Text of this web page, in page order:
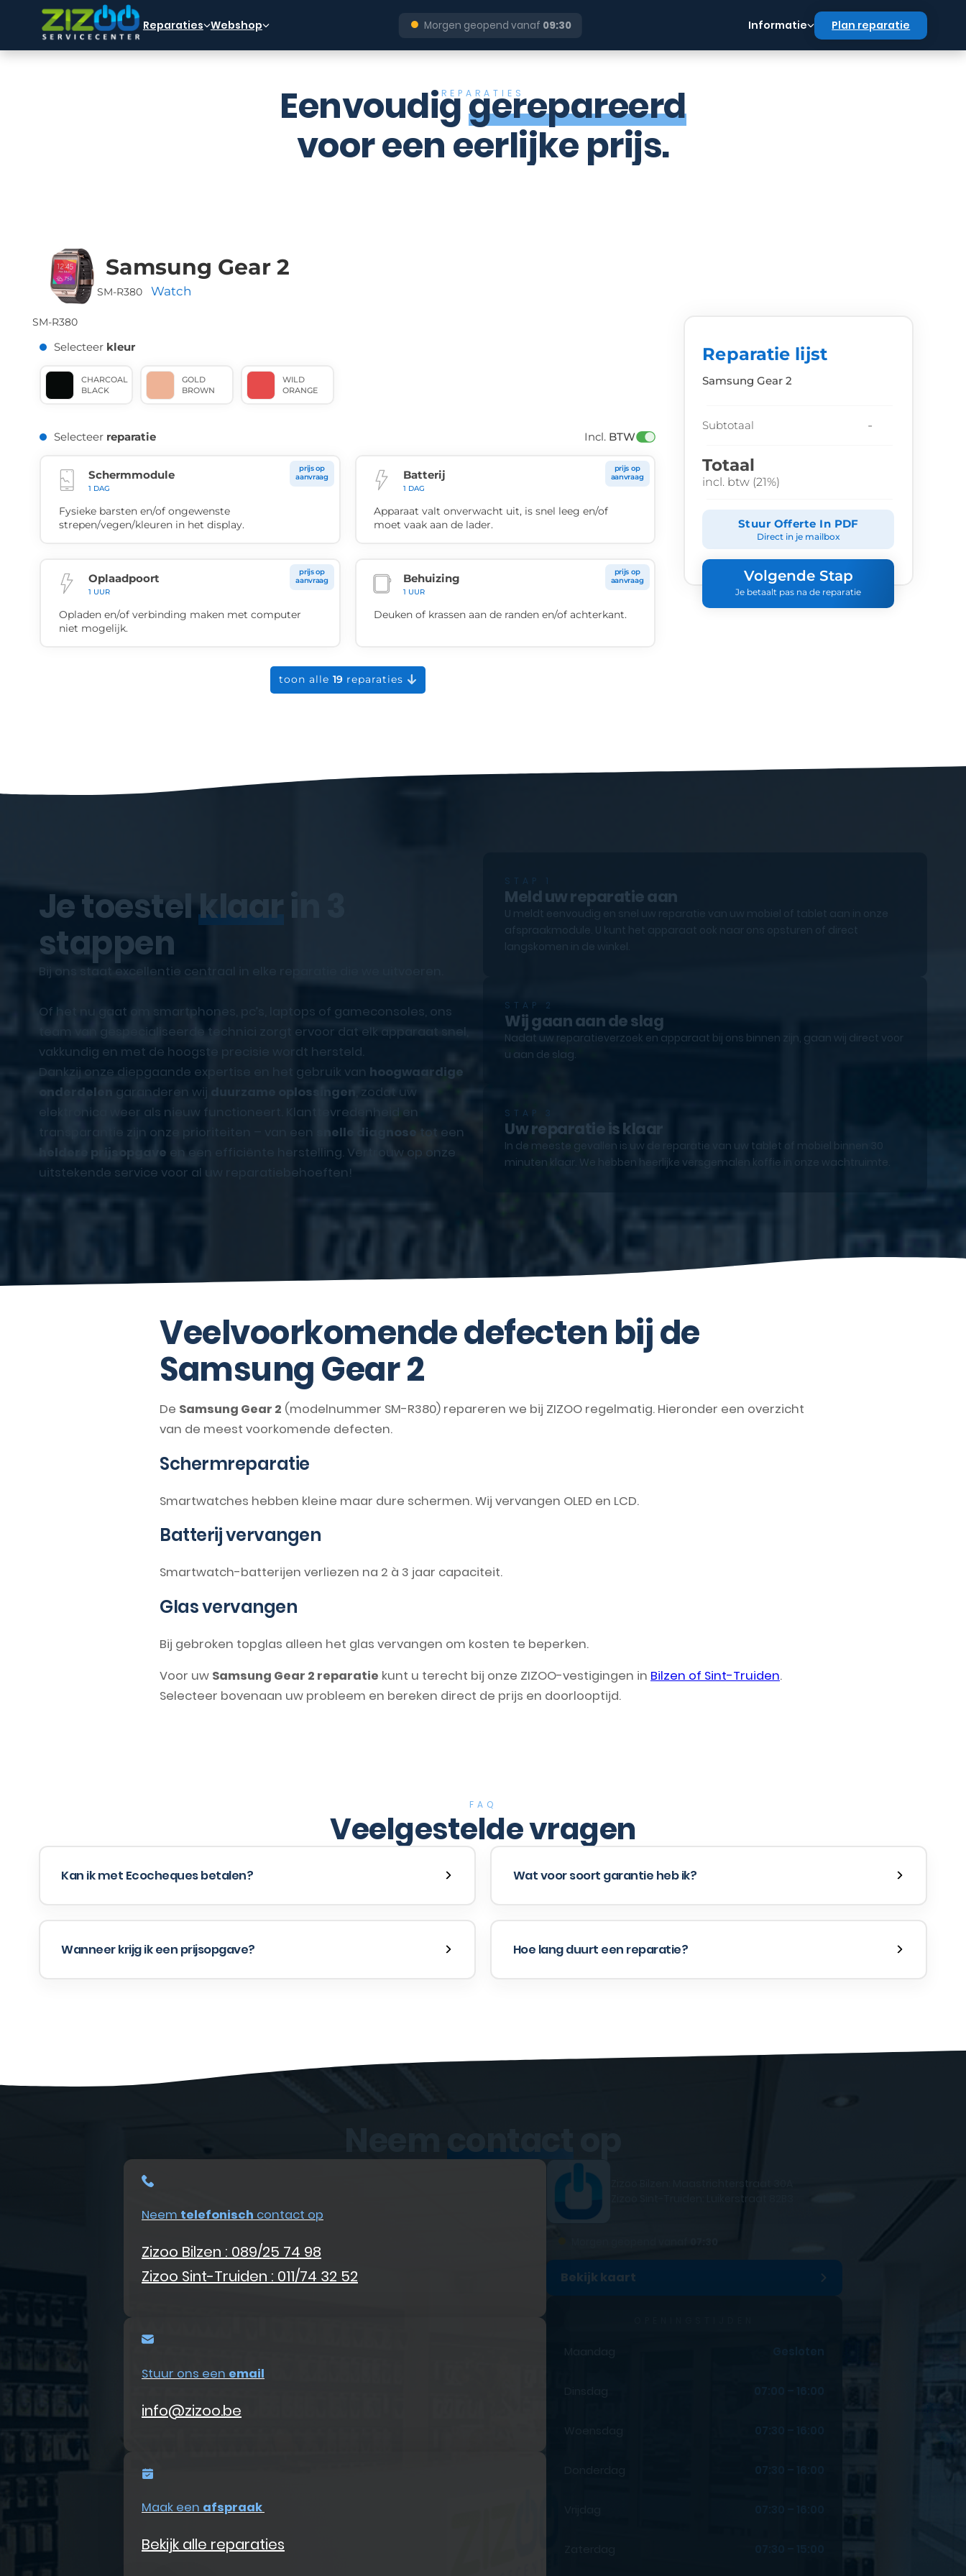
Ga naar hoofdinhoud
Ga naar voettekst ● Morgen geopend vanaf 09:30
Reparaties Webshop Informatie Plan reparatie
REPARATIES
Eenvoudiggerepareerd
voor een eerlijke prijs.
Samsung Gear 2
SM-R380 Watch
SM-R380
Selecteer kleur
CHARCOAL
BLACK
GOLD
BROWN
WILD
ORANGE
Selecteer reparatie Incl. BTW
Schermmodule
1 DAG
prijs op
aanvraag
Fysieke barsten en/of ongewenste
strepen/vegen/kleuren in het display.
Batterij
1 DAG
prijs op
aanvraag
Apparaat valt onverwacht uit, is snel leeg en/of
moet vaak aan de lader.
Oplaadpoort
1 UUR
prijs op
aanvraag
Opladen en/of verbinding maken met computer
niet mogelijk.
Behuizing
1 UUR
prijs op
aanvraag
Deuken of krassen aan de randen en/of achterkant.
toon alle 19reparaties
Reparatie lijst
Samsung Gear 2
Subtotaal -
Totaal
incl. btw (21%)
Stuur Offerte In PDF
Direct in je mailbox
Volgende Stap
Je betaalt pas na de reparatie
Je toestelklaarin 3
stappen
Bij ons staat excellentie centraal in elke reparatie die we uitvoeren.
Of het nu gaat om smartphones, pc’s, laptops of gameconsoles, ons
team van gespecialiseerde technici zorgt ervoor dat elk apparaat snel,
vakkundig en met de hoogste precisie wordt hersteld.
Dankzij onze diepgaande expertise en het gebruik van hoogwaardige
onderdelen
garanderen wij duurzame oplossingen
, zodat uw
elektronica weer als nieuw functioneert. Klanttevredenheid en
transparantie zijn onze prioriteiten – van een
snelle diagnose tot een
heldere prijsopgave en een efficiënte herstelling. Vertrouw op onze
uitstekende service voor al uw reparatiebehoeften!
STAP 1
Meld uw reparatie aan
U meldt eenvoudig en snel uw reparatie van uw mobiel of tablet aan in onze
afspraakmodule. U kunt het apparaat ook naar ons opsturen of direct
langskomen in de winkel.
STAP 2
Wij gaan aan de slag
Nadat uw reparatieverzoek en apparaat bij ons binnen zijn, gaan wij direct voor
u aan de slag.
STAP 3
Uw reparatie is klaar
In de meeste gevallen is uw de reparatie van uw tablet of mobiel binnen 30
minuten klaar. We hebben heerlijke versgemalen koffie in onze wachtruimte.
Veelvoorkomende defecten bij de
Samsung Gear 2
De Samsung Gear 2 (modelnummer SM-R380) repareren we bij ZIZOO regelmatig. Hieronder een overzicht
van de meest voorkomende defecten.
Schermreparatie
Smartwatches hebben kleine maar dure schermen. Wij vervangen OLED en LCD.
Batterij vervangen
Smartwatch-batterijen verliezen na 2 à 3 jaar capaciteit.
Glas vervangen
Bij gebroken topglas alleen het glas vervangen om kosten te beperken.
Voor uw Samsung Gear 2 reparatie kunt u terecht bij onze ZIZOO-vestigingen in Bilzen of Sint-Truiden.
Selecteer bovenaan uw probleem en bereken direct de prijs en doorlooptijd.
FAQ
Veelgestelde vragen
Kan ik met Ecocheques betalen? Wat voor soort garantie heb ik?
Wanneer krijg ik een prijsopgave? Hoe lang duurt een reparatie?
contact
Neem telefonisch contact op
Zizoo Bilzen : 089/25 74 98
Zizoo Sint-Truiden : 011/74 32 52
Stuur ons een email
info@zizoo.be
Maak een afspraak
Bekijk alle reparaties
Zizoo Bilzen: Maastrichterstraat 30A
Zizoo Sint-Truiden: Luikerstraat 82B3
Bekijk kaart